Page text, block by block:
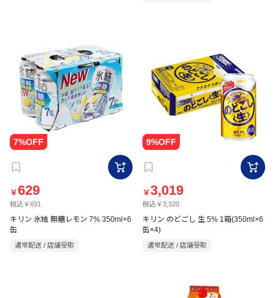
￥629
税込￥691
キリン 氷結 無糖レモン 7% 350ml×6
缶
通常配送 / 店舗受取
￥3,019
税込￥3,320
キリン のどごし 生 5% 1箱(350ml×6
缶×4)
通常配送 / 店舗受取